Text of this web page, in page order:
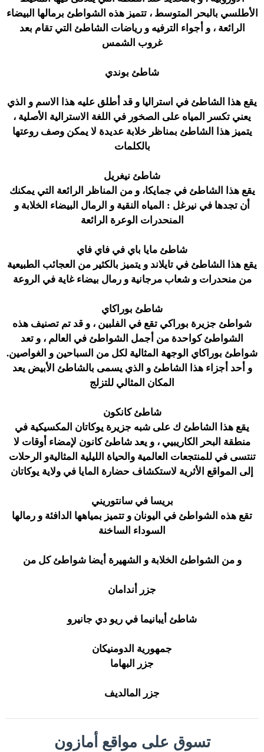
الأطلسي بالبحر المتوسط ، تتميز هذه الشواطئ برمالها البيضاء
الرائعة ، و أجواء الترفيه و رياضات الشاطئ التي تقام بعد
غروب الشمس
شاطئ بوندي
يقع هذا الشاطئ في استراليا و قد أطلق عليه هذا الاسم و الذي
يعني تكسر المياه على الصخور في اللغة الاسترالية الأصلية ،
يتميز هذا الشاطئ بمناظر خلابة عديدة لا يمكن وصف روعتها
بالكلمات
شاطئ نيغريل
يقع هذا الشاطئ في جمايكا، و من المناظر الرائعة التي يمكنك
أن تجدها في نيرغل : المياه النقية و الرمال البيضاء الخلابة و
المنحدرات الوعرة الرائعة
شاطئ مايا باي في فاي فاي
يقع هذا الشاطئ في تايلاند و يتميز بالكثير من العجائب الطبيعية
من منحدرات و شعاب مرجانية و رمال بيضاء غاية في الروعة
شاطئ بوراكاي
شواطئ جزيرة بوراكي تقع في الفلبين ، و قد تم تصنيف هذه
الشواطئ كواحدة من أجمل الشواطئ في العالم ، و تعد
شواطئ بوراكاي الوجهة المثالية لكل من السباحين و الغواصين.
و أحد أجزاء هذا الشاطئ و الذي يسمى بالشاطئ الأبيض يعد
المكان المثالي للتزلج
شاطئ كانكون
يقع هذا الشاطئ ك على شبه جزيرة يوكاتان المكسيكية في
منطقة البحر الكاريبيي ، و يعد شاطئ كانون لإمضاء أوقات لا
تنتسى في للمنتجعات العالمية والحياة الليلية المثاليةو الرحلات
إلى المواقع الأثرية لاستكشاف حضارة المايا في ولاية يوكاتان
بريسا في سانتوريني
تقع هذه الشواطئ في اليونان و تتميز بمياهها الدافئة و رمالها
السوداء الساخنة
و من الشواطئ الخلابة و الشهيرة أيضا شواطئ كل من
جزر أندامان
شاطئ أيبانيما في ريو دي جانيرو
جمهورية الدومنيكان
جزر البهاما
جزر المالديف
تسوق على مواقع أمازون